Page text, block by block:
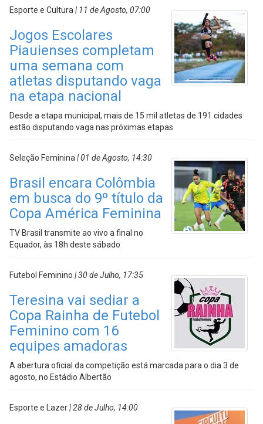
Esporte e Cultura | 11 de Agosto, 07:00
Jogos Escolares
Piauienses completam
uma semana com
atletas disputando vaga
na etapa nacional
Desde a etapa municipal, mais de 15 mil atletas de 191 cidades
estão disputando vaga nas próximas etapas
Seleção Feminina | 01 de Agosto, 14:30
Brasil encara Colômbia
em busca do 9º título da
Copa América Feminina
TV Brasil transmite ao vivo a final no
Equador, às 18h deste sábado
Futebol Feminino | 30 de Julho, 17:35
Teresina vai sediar a
Copa Rainha de Futebol
Feminino com 16
equipes amadoras
A abertura oficial da competição está marcada para o dia 3 de
agosto, no Estádio Albertão
Esporte e Lazer| 28 de Julho, 14:00